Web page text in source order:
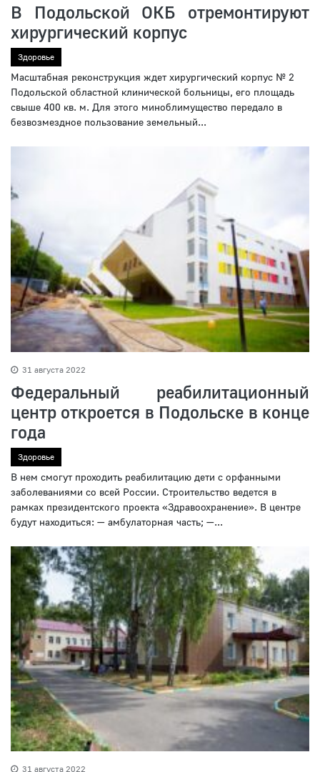
В Подольской ОКБ отремонтируют
хирургический корпус
Здоровье
Масштабная реконструкция ждет хирургический корпус № 2
Подольской областной клинической больницы, его площадь
свыше 400 кв. м. Для этого миноблимущество передало в
безвозмездное пользование земельный...
31 августа 2022
Федеральный реабилитационный
центр откроется в Подольске в конце
года
Здоровье
В нем смогут проходить реабилитацию дети с орфанными
заболеваниями со всей России. Строительство ведется в
рамках президентского проекта «Здравоохранение». В центре
будут находиться: — амбулаторная часть; —...
31 августа 2022